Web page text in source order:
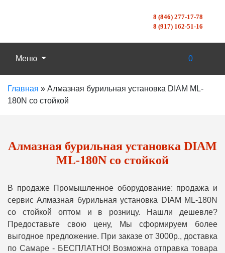
8 (846) 277-17-78
8 (917) 162-51-16
Меню 0
Главная » Алмазная бурильная установка DIAM ML-
180N со стойкой
Алмазная бурильная установка DIAM
ML-180N со стойкой
В продаже Промышленное оборудование: продажа и
сервис Алмазная бурильная установка DIAM ML-180N
со стойкой оптом и в розницу. Нашли дешевле?
Предоставьте свою цену, Мы сформируем более
выгодное предложение. При заказе от 3000р., доставка
по Самаре - БЕСПЛАТНО! Возможна отправка товара